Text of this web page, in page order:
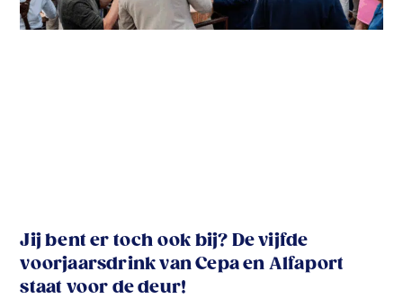
Jij bent er toch ook bij? De vijfde
voorjaarsdrink van Cepa en Alfaport
staat voor de deur!